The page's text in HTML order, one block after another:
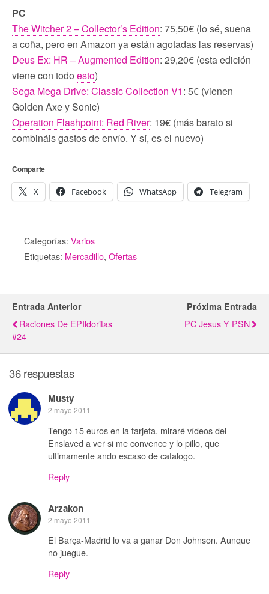
PC
The Witcher 2 – Collector’s Edition: 75,50€ (lo sé, suena
a coña, pero en Amazon ya están agotadas las reservas)
Deus Ex: HR – Augmented Edition: 29,20€ (esta edición
viene con todo esto)
Sega Mega Drive: Classic Collection V1: 5€ (vienen
Golden Axe y Sonic)
Operation Flashpoint: Red River: 19€ (más barato si
combináis gastos de envío. Y sí, es el nuevo)
Comparte
X Facebook WhatsApp Telegram
Categorías: Varios
Etiquetas: Mercadillo, Ofertas
Entrada Anterior
Raciones De EPIldoritas
#24
Próxima Entrada
PC Jesus Y PSN
36 respuestas
Musty
2 mayo 2011
Tengo 15 euros en la tarjeta, miraré vídeos del
Enslaved a ver si me convence y lo pillo, que
ultimamente ando escaso de catalogo.
Reply
Arzakon
2 mayo 2011
El Barça-Madrid lo va a ganar Don Johnson. Aunque
no juegue.
Reply